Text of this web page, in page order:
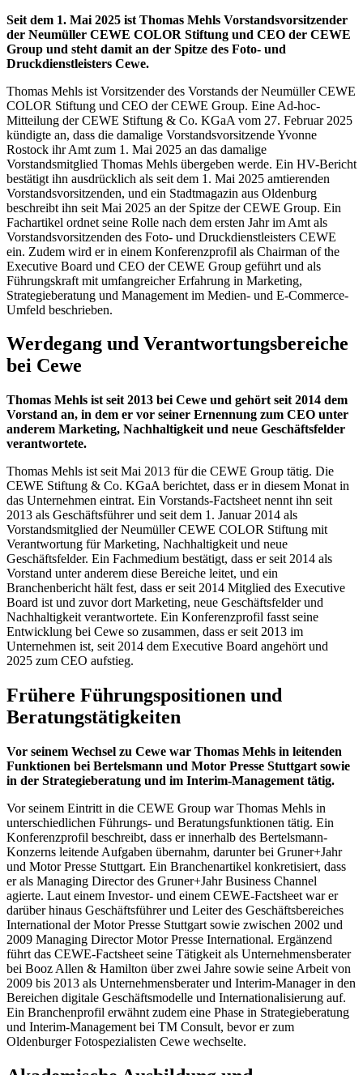
Seit dem 1. Mai 2025 ist Thomas Mehls Vorstandsvorsitzender
der Neumüller CEWE COLOR Stiftung und CEO der CEWE
Group und steht damit an der Spitze des Foto- und
Druckdienstleisters Cewe.
Thomas Mehls ist Vorsitzender des Vorstands der Neumüller CEWE
COLOR Stiftung und CEO der CEWE Group. Eine Ad-hoc-
Mitteilung der CEWE Stiftung & Co. KGaA vom 27. Februar 2025
kündigte an, dass die damalige Vorstandsvorsitzende Yvonne
Rostock ihr Amt zum 1. Mai 2025 an das damalige
Vorstandsmitglied Thomas Mehls übergeben werde. Ein HV-Bericht
bestätigt ihn ausdrücklich als seit dem 1. Mai 2025 amtierenden
Vorstandsvorsitzenden, und ein Stadtmagazin aus Oldenburg
beschreibt ihn seit Mai 2025 an der Spitze der CEWE Group. Ein
Fachartikel ordnet seine Rolle nach dem ersten Jahr im Amt als
Vorstandsvorsitzenden des Foto- und Druckdienstleisters CEWE
ein. Zudem wird er in einem Konferenzprofil als Chairman of the
Executive Board und CEO der CEWE Group geführt und als
Führungskraft mit umfangreicher Erfahrung in Marketing,
Strategieberatung und Management im Medien- und E‑Commerce-
Umfeld beschrieben.
Werdegang und Verantwortungsbereiche
bei Cewe
Thomas Mehls ist seit 2013 bei Cewe und gehört seit 2014 dem
Vorstand an, in dem er vor seiner Ernennung zum CEO unter
anderem Marketing, Nachhaltigkeit und neue Geschäftsfelder
verantwortete.
Thomas Mehls ist seit Mai 2013 für die CEWE Group tätig. Die
CEWE Stiftung & Co. KGaA berichtet, dass er in diesem Monat in
das Unternehmen eintrat. Ein Vorstands-Factsheet nennt ihn seit
2013 als Geschäftsführer und seit dem 1. Januar 2014 als
Vorstandsmitglied der Neumüller CEWE COLOR Stiftung mit
Verantwortung für Marketing, Nachhaltigkeit und neue
Geschäftsfelder. Ein Fachmedium bestätigt, dass er seit 2014 als
Vorstand unter anderem diese Bereiche leitet, und ein
Branchenbericht hält fest, dass er seit 2014 Mitglied des Executive
Board ist und zuvor dort Marketing, neue Geschäftsfelder und
Nachhaltigkeit verantwortete. Ein Konferenzprofil fasst seine
Entwicklung bei Cewe so zusammen, dass er seit 2013 im
Unternehmen ist, seit 2014 dem Executive Board angehört und
2025 zum CEO aufstieg.
Frühere Führungspositionen und
Beratungstätigkeiten
Vor seinem Wechsel zu Cewe war Thomas Mehls in leitenden
Funktionen bei Bertelsmann und Motor Presse Stuttgart sowie
in der Strategieberatung und im Interim-Management tätig.
Vor seinem Eintritt in die CEWE Group war Thomas Mehls in
unterschiedlichen Führungs- und Beratungsfunktionen tätig. Ein
Konferenzprofil beschreibt, dass er innerhalb des Bertelsmann-
Konzerns leitende Aufgaben übernahm, darunter bei Gruner+Jahr
und Motor Presse Stuttgart. Ein Branchenartikel konkretisiert, dass
er als Managing Director des Gruner+Jahr Business Channel
agierte. Laut einem Investor- und einem CEWE-Factsheet war er
darüber hinaus Geschäftsführer und Leiter des Geschäftsbereiches
International der Motor Presse Stuttgart sowie zwischen 2002 und
2009 Managing Director Motor Presse International. Ergänzend
führt das CEWE-Factsheet seine Tätigkeit als Unternehmensberater
bei Booz Allen & Hamilton über zwei Jahre sowie seine Arbeit von
2009 bis 2013 als Unternehmensberater und Interim-Manager in den
Bereichen digitale Geschäftsmodelle und Internationalisierung auf.
Ein Branchenprofil erwähnt zudem eine Phase in Strategieberatung
und Interim-Management bei TM Consult, bevor er zum
Oldenburger Fotospezialisten Cewe wechselte.